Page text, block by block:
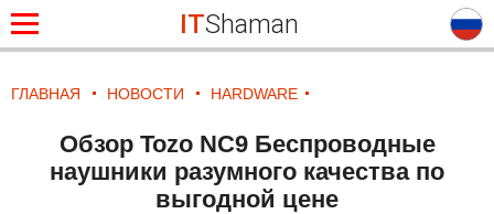
ITShaman
ГЛАВНАЯ НОВОСТИ HARDWARE
Обзор Tozo NC9 Беспроводные
наушники разумного качества по
выгодной цене